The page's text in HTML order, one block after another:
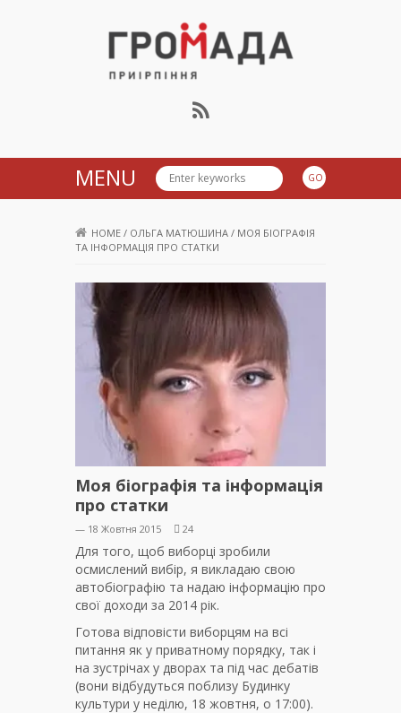
Громада Приірпіння
MENU
HOME / ОЛЬГА МАТЮШИНА / МОЯ БІОГРАФІЯ
ТА ІНФОРМАЦІЯ ПРО СТАТКИ
Моя біографія та інформація
про статки
— 18 Жовтня 2015 24
Для того, щоб виборці зробили
осмислений вибір, я викладаю свою
автобіографію та надаю інформацію про
свої доходи за 2014 рік.
Готова відповісти виборцям на всі
питання як у приватному порядку, так і
на зустрічах у дворах та під час дебатів
(вони відбудуться поблизу Будинку
культури у неділю, 18 жовтня, о 17:00).